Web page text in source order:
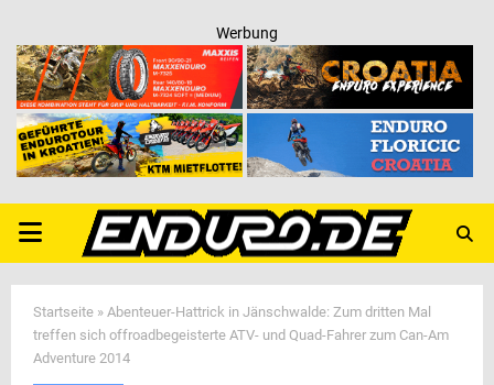
Werbung
PRIMARY
MENU
Startseite » Abenteuer-Hattrick in Jänschwalde: Zum dritten Mal
treffen sich offroadbegeisterte ATV- und Quad-Fahrer zum Can-Am
Adventure 2014